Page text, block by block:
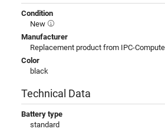
Condition
New
Manufacturer
Replacement product from IPC-
Color
black
Technical Data
Battery type
standard